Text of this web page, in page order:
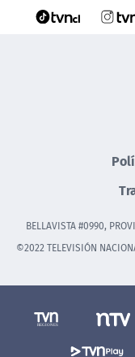
BELLAVISTA #0990,
©2022 TELEVISIÓN